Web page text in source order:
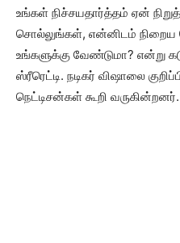
உங்கள் நிச்சயதார்த்தம் ஏன்
சொல்லுங்கள், என்னிடம் நிறைய
உங்களுக்கு வேண்டுமா? என்று
ஸ்ரீரெட்டி. நடிகர் விஷாலை
நெட்டிசன்கள் கூறி வருகின்றனர்.